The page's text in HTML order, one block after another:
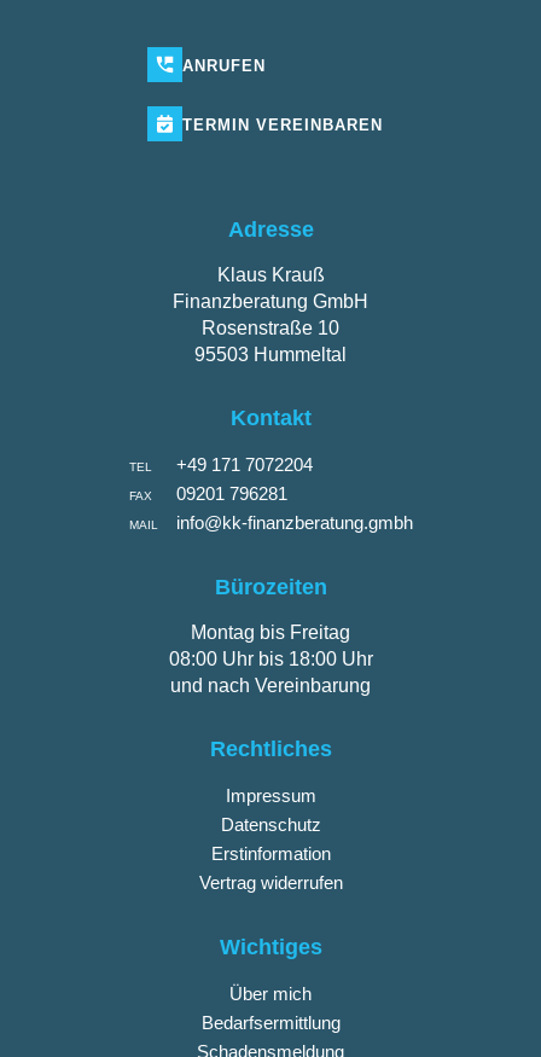
ANRUFEN
TERMIN VEREINBAREN
Adresse
Klaus Krauß
Finanzberatung GmbH
Rosenstraße 10
95503 Hummeltal
Kontakt
TEL +49 171 7072204
FAX 09201 796281
MAIL info@kk-finanzberatung.gmbh
Bürozeiten
Montag bis Freitag
08:00 Uhr bis 18:00 Uhr
und nach Vereinbarung
Rechtliches
Impressum
Datenschutz
Erstinformation
Vertrag widerrufen
Wichtiges
Über mich
Bedarfsermittlung
Schadensmeldung